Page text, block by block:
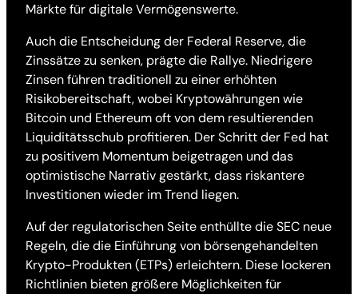
Märkte für digitale Vermögenswerte.
Auch die Entscheidung der Federal Reserve, die
Zinssätze zu senken, prägte die Rallye. Niedrigere
Zinsen führen traditionell zu einer erhöhten
Risikobereitschaft, wobei Kryptowährungen wie
Bitcoin und Ethereum oft von dem resultierenden
Liquiditätsschub profitieren. Der Schritt der Fed hat
zu positivem Momentum beigetragen und das
optimistische Narrativ gestärkt, dass riskantere
Investitionen wieder im Trend liegen.
Auf der regulatorischen Seite enthüllte die SEC neue
Regeln, die die Einführung von börsengehandelten
Krypto-Produkten (ETPs) erleichtern. Diese lockeren
Richtlinien bieten größere Möglichkeiten für